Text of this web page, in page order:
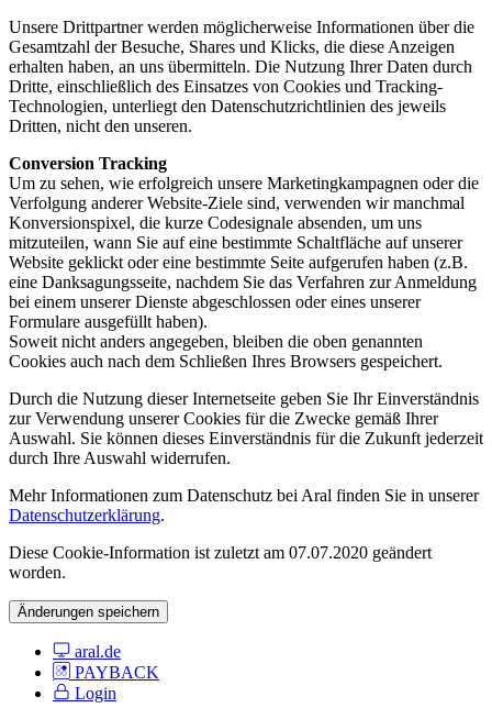
Unsere Drittpartner werden möglicherweise Informationen über die
Gesamtzahl der Besuche, Shares und Klicks, die diese Anzeigen
erhalten haben, an uns übermitteln. Die Nutzung Ihrer Daten durch
Dritte, einschließlich des Einsatzes von Cookies und Tracking-
Technologien, unterliegt den Datenschutzrichtlinien des jeweils
Dritten, nicht den unseren.
Conversion Tracking
Um zu sehen, wie erfolgreich unsere Marketingkampagnen oder die
Verfolgung anderer Website-Ziele sind, verwenden wir manchmal
Konversionspixel, die kurze Codesignale absenden, um uns
mitzuteilen, wann Sie auf eine bestimmte Schaltfläche auf unserer
Website geklickt oder eine bestimmte Seite aufgerufen haben (z.B.
eine Danksagungsseite, nachdem Sie das Verfahren zur Anmeldung
bei einem unserer Dienste abgeschlossen oder eines unserer
Formulare ausgefüllt haben).
Soweit nicht anders angegeben, bleiben die oben genannten
Cookies auch nach dem Schließen Ihres Browsers gespeichert.
Durch die Nutzung dieser Internetseite geben Sie Ihr Einverständnis
zur Verwendung unserer Cookies für die Zwecke gemäß Ihrer
Auswahl. Sie können dieses Einverständnis für die Zukunft jederzeit
durch Ihre Auswahl widerrufen.
Mehr Informationen zum Datenschutz bei Aral finden Sie in unserer
Datenschutzerklärung.
Diese Cookie-Information ist zuletzt am 07.07.2020 geändert
worden.
Änderungen speichern
aral.de
PAYBACK
Login